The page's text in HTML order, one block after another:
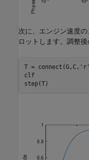
次に、エンジン速度
ロットします。調整
T = connect(G,C, 'r'
clf
step(T)